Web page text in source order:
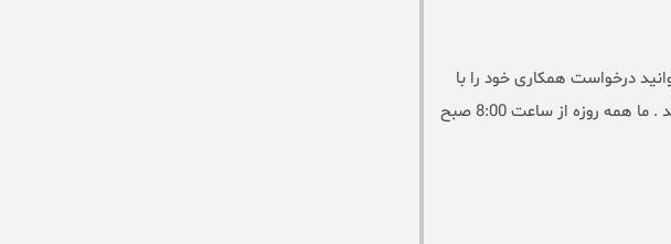
درخواست همکاری خود را با
این مرکز از طریق فرم روبرو ارسال نمایید و یا از طریق تلفن های درج شده در وب سایت با کارشناسان ما تماس بگیرید . ما همه روزه از ساعت 8:00 صبح